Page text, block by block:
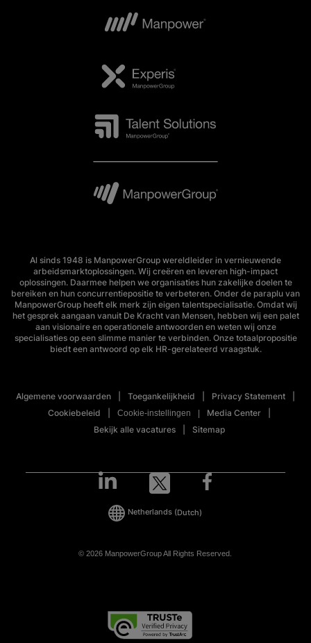
Al sinds 1948 is ManpowerGroup wereldleider in vernieuwende
arbeidsmarktoplossingen. Wij creëren en leveren high-impact
oplossingen. Daarmee helpen we organisaties hun zakelijke doelen te
bereiken en hun concurrentiepositie te verbeteren. Onder de paraplu van
ManpowerGroup heeft elk merk zijn eigen talentspecialisatie. Omdat wij
het gesprek aangaan vanuit De Kracht van Mensen, hebben wij een palet
aan visionaire en operationele antwoorden en weten wij onze
specialisaties op een slimme manier te verbinden. Onze totaalpropositie
biedt een antwoord op elk HR-gerelateerd vraagstuk.
Algemene voorwaarden Toegankelijkheid
Privacy Statement
Cookiebeleid
Cookie-instellingen
Media Center
Bekijk alle vacatures
Sitemap
© 2026 ManpowerGroup All Rights Reserved.
Netherlands (Dutch)